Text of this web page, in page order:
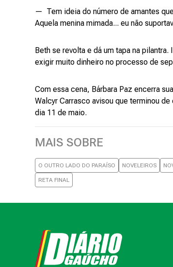
— Tem ideia do número de amantes
Aquela menina mimada... eu não
Beth se revolta e dá um tapa na
exigir muito dinheiro no processo de
Com essa cena, Bárbara Paz encerra
Walcyr Carrasco avisou que terminou
dia 11 de maio.
MAIS SOBRE
O OUTRO LADO DO PARAÍSO NOVELEIROS
RETA FINAL